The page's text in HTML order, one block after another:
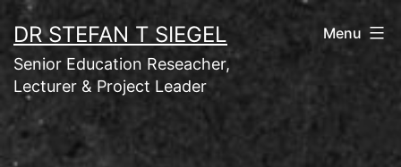
Skip
to
content
DR STEFAN T SIEGEL
Senior Education Reseacher,
Lecturer & Project Leader
Menu